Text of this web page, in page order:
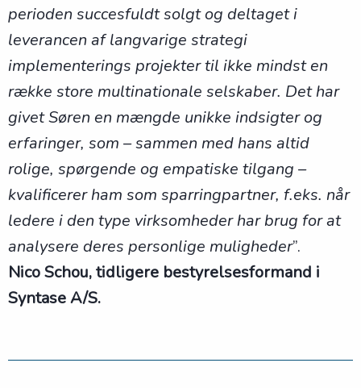
perioden succesfuldt solgt og deltaget i
leverancen af langvarige strategi
implementerings projekter til ikke mindst en
række store multinationale selskaber. Det har
givet Søren en mængde unikke indsigter og
erfaringer, som – sammen med hans altid
rolige, spørgende og empatiske tilgang –
kvalificerer ham som sparringpartner, f.eks. når
ledere i den type virksomheder har brug for at
analysere deres personlige muligheder”.
Nico Schou, tidligere bestyrelsesformand i
Syntase A/S.